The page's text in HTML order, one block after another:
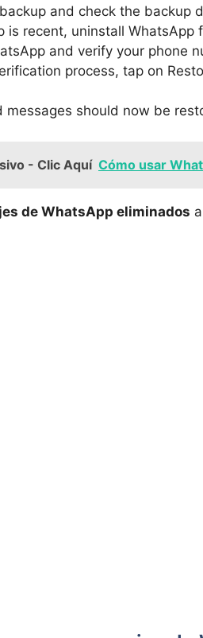
and check the backup
is recent, uninstall WhatsApp
and verify your phone
process, tap on
messages should now be
- Clic Aquí Cómo usar
de WhatsApp eliminados